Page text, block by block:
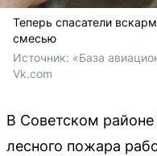
Теперь спасатели
смесью
Источник: «База
Vk.com
В Советском
лесного пожара